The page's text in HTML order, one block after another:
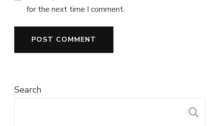
for the next time I comment.
Search